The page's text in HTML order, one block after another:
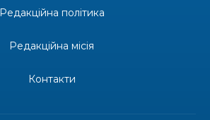
Редакційна політика
Редакційна місія
Контакти